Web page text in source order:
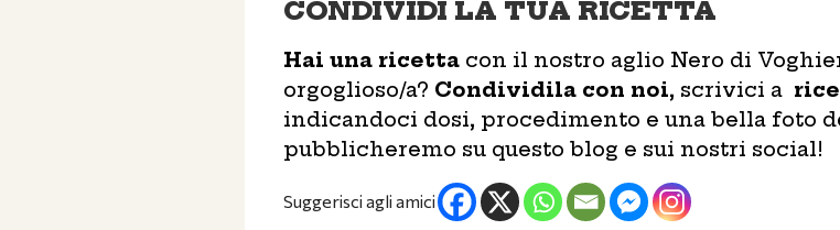
CONDIVIDI LA TUA RICETTA
Hai una ricetta con il nostro aglio Nero di
orgoglioso/a? Condividila con noi, scrivici a
indicandoci dosi, procedimento e una bella foto
pubblicheremo su questo blog e sui nostri social!
Suggerisci agli amici